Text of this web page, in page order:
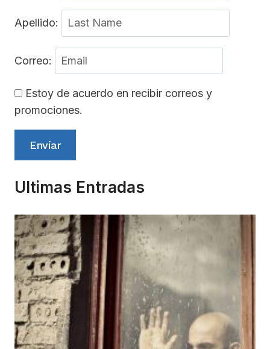
Apellido:
Correo:
Estoy de acuerdo en recibir correos y
promociones.
Enviar
Ultimas Entradas